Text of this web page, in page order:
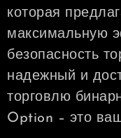
которая
максимальную
безопасность
надежный и
торговлю
Option – это